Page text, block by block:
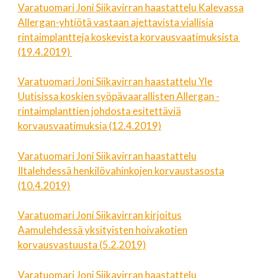
Varatuomari Joni Siikavirran haastattelu Kalevassa
Allergan-yhtiötä vastaan ajettavista viallisia
rintaimplantteja koskevista korvausvaatimuksista
(19.4.2019)
Varatuomari Joni Siikavirran haastattelu Yle
Uutisissa koskien syöpävaarallisten Allergan -
rintaimplanttien johdosta esitettäviä
korvausvaatimuksia (12.4.2019)
Varatuomari Joni Siikavirran haastattelu
Iltalehdessä henkilövahinkojen korvaustasosta
(10.4.2019)
Varatuomari Joni Siikavirran kirjoitus
Aamulehdessä yksityisten hoivakotien
korvausvastuusta (5.2.2019)
Varatuomari Joni Siikavirran haastattelu